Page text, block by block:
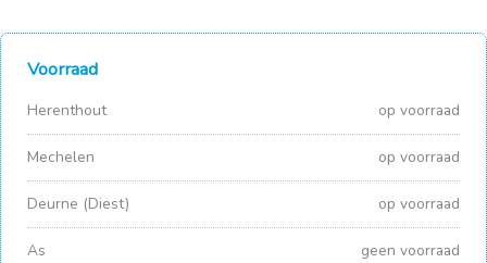
Voorraad
Herenthout op voorraad
Mechelen op voorraad
Deurne (Diest) op voorraad
As geen voorraad